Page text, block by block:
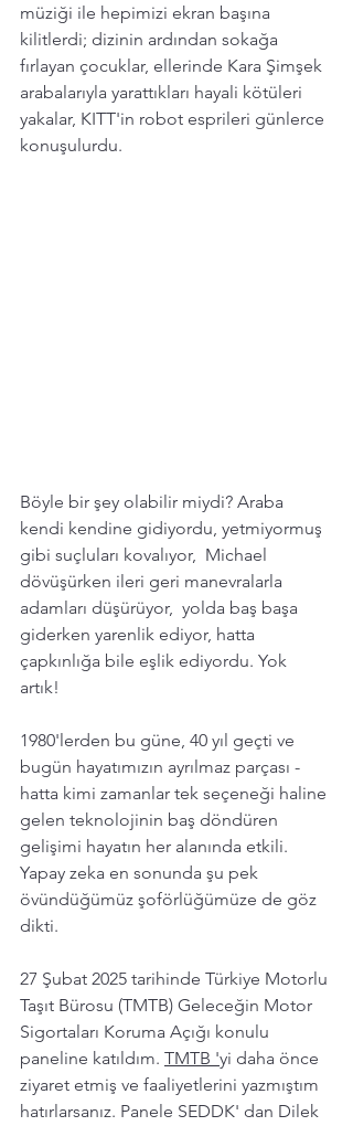
müziği ile hepimizi ekran başına
kilitlerdi; dizinin ardından sokağa
fırlayan çocuklar, ellerinde Kara Şimşek
arabalarıyla yarattıkları hayali kötüleri
yakalar, KITT'in robot esprileri günlerce
konuşulurdu.
Böyle bir şey olabilir miydi? Araba
kendi kendine gidiyordu, yetmiyormuş
gibi suçluları kovalıyor,  Michael
dövüşürken ileri geri manevralarla
adamları düşürüyor,  yolda baş başa
giderken yarenlik ediyor, hatta
çapkınlığa bile eşlik ediyordu. Yok
artık!
1980'lerden bu güne, 40 yıl geçti ve
bugün hayatımızın ayrılmaz parçası -
hatta kimi zamanlar tek seçeneği haline
gelen teknolojinin baş döndüren
gelişimi hayatın her alanında etkili.
Yapay zeka en sonunda şu pek
övündüğümüz şoförlüğümüze de göz
dikti.
27 Şubat 2025 tarihinde Türkiye Motorlu
Taşıt Bürosu (TMTB) Geleceğin Motor
Sigortaları Koruma Açığı konulu
paneline katıldım. TMTB 'yi daha önce
ziyaret etmiş ve faaliyetlerini yazmıştım
hatırlarsanız. Panele SEDDK' dan Dilek